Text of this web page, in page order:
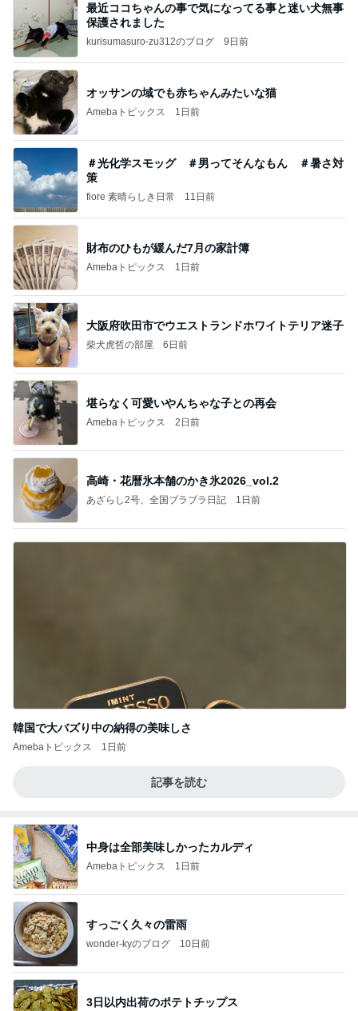
最近ココちゃんの事で気になってる事と迷い犬無事
保護されました
kurisumasuro-zu312のブログ 9日前
オッサンの域でも赤ちゃんみたいな猫
Amebaトピックス 1日前
＃光化学スモッグ ＃男ってそんなもん ＃暑さ対
策
fiore 素晴らしき日常 11日前
財布のひもが緩んだ7月の家計簿
Amebaトピックス 1日前
大阪府吹田市でウエストランドホワイトテリア迷子
柴犬虎哲の部屋 6日前
堪らなく可愛いやんちゃな子との再会
Amebaトピックス 2日前
高崎・花暦氷本舗のかき氷2026_vol.2
あざらし2号、全国ブラブラ日記 1日前
韓国で大バズり中の納得の美味しさ
Amebaトピックス 1日前
記事を読む
中身は全部美味しかったカルディ
Amebaトピックス 1日前
すっごく久々の雷雨
wonder-kyのブログ 10日前
3日以内出荷のポテトチップス